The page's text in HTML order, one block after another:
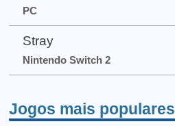
PC
Stray
Nintendo Switch 2
Jogos mais populares